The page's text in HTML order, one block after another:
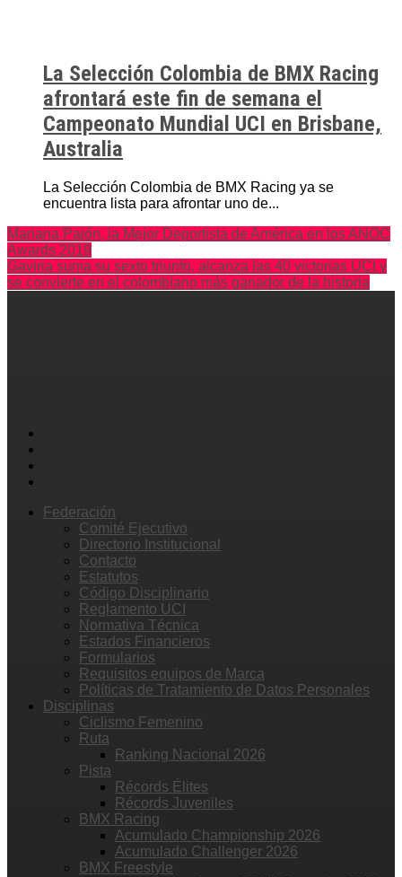
La Selección Colombia de BMX Racing
afrontará este fin de semana el
Campeonato Mundial UCI en Brisbane,
Australia
La Selección Colombia de BMX Racing ya se
encuentra lista para afrontar uno de...
Mariana Pajón, la Mejor Deportista de América en los ANOC
Awards 2019
Gaviria suma su sexto triunfo, alcanza las 40 victorias UCI y
se convierte en el colombiano más ganador de la historia
Federación
Comité Ejecutivo
Directorio Institucional
Contacto
Estatutos
Código Disciplinario
Reglamento UCI
Normativa Técnica
Estados Financieros
Formularios
Requisitos equipos de Marca
Políticas de Tratamiento de Datos Personales
Disciplinas
Ciclismo Femenino
Ruta
Ranking Nacional 2026
Pista
Récords Élites
Récords Juveniles
BMX Racing
Acumulado Championship 2026
Acumulado Challenger 2026
BMX Freestyle